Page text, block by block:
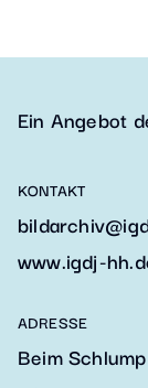
Ein Angebot
KONTAKT
www.igdj-
ADRESSE
Beim